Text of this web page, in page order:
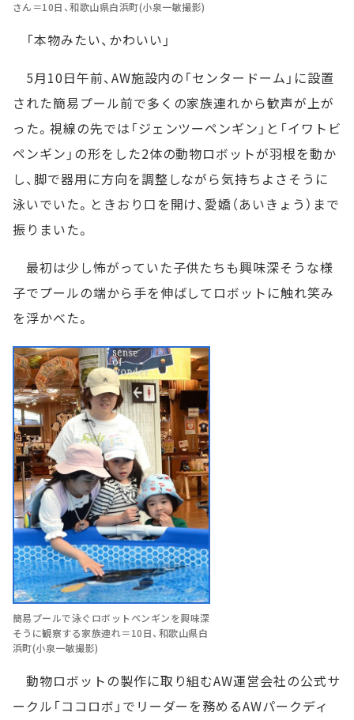
さん＝10日、和歌山県白浜町(小泉一敏撮影)
「本物みたい、かわいい」
5月10日午前、AW施設内の「センタードーム」に設置
された簡易プール前で多くの家族連れから歓声が上が
った。視線の先では「ジェンツーペンギン」と「イワトビ
ペンギン」の形をした2体の動物ロボットが羽根を動か
し、脚で器用に方向を調整しながら気持ちよさそうに
泳いでいた。ときおり口を開け、愛嬌（あいきょう）まで
振りまいた。
最初は少し怖がっていた子供たちも興味深そうな様
子でプールの端から手を伸ばしてロボットに触れ笑み
を浮かべた。
簡易プールで泳ぐロボットペンギンを興味深
そうに観察する家族連れ＝10日、和歌山県白
浜町(小泉一敏撮影)
動物ロボットの製作に取り組むAW運営会社の公式サ
ークル「ココロボ」でリーダーを務めるAWパークディ